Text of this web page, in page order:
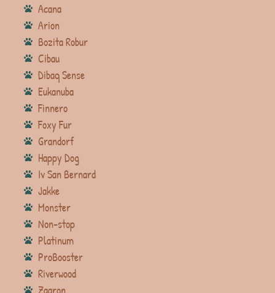
Acana
Arion
Bozita Robur
Cibau
Dibaq Sense
Eukanuba
Finnero
Foxy Fur
Grandorf
Happy Dog
Iv San Bernard
Jakke
Monster
Non-stop
Platinum
ProBooster
Riverwood